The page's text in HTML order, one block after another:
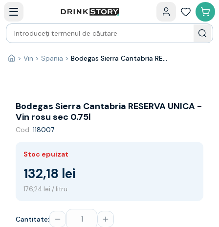
Bauturi fine — selectie
Produse Noi
Cosuri cadou
Pachete & Cadouri
Vin
Franta
Spania
Africa de Sud
Germania
Noua Zeelanda
Spumante
Sampanie
Acasă
> Vin > Spania > Bodegas Sierra Cantabria RESERVA UNICA - Vin rosu sec 0.75l
Bodegas Sierra Cantabria RESERVA UNICA -
Vin rosu sec 0.75l
Cod: 118007
Stoc epuizat
132,18 lei
176,24 lei / litru
Cantitate: